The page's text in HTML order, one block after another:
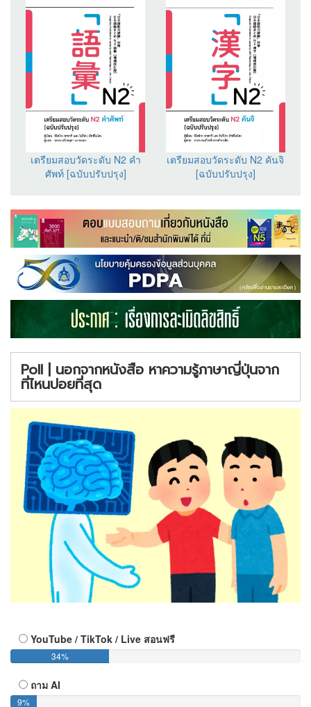
เตรียมสอบวัดระดับ N2 คำ
ศัพท์ [ฉบับปรับปรุง]
เตรียมสอบวัดระดับ N2 คันจิ
[ฉบับปรับปรุง]
Poll | นอกจากหนังสือ หาความรู้ภาษาญี่ปุ่นจาก
ที่ไหนบ่อยที่สุด
YouTube / TikTok / Live สอนฟรี
34%
ถาม AI
9%